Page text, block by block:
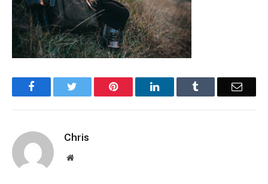
Facebook Pinterest LinkedIn Email
Chris
Website